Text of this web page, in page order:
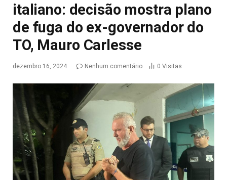
italiano: decisão mostra plano
de fuga do ex-governador do
TO, Mauro Carlesse
dezembro 16, 2024 Nenhum comentário 0 Visitas